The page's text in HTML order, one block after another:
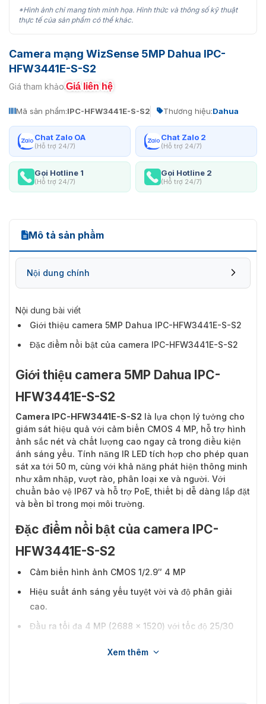
*Hình ảnh chỉ mang tính minh họa. Hình thức và thông số kỹ thuật
thực tế của sản phẩm có thể khác.
Camera mạng WizSense 5MP Dahua IPC-
HFW3441E-S-S2
Giá tham khảo:Giá liên hệ
Mã sản phẩm:IPC-HFW3441E-S-S2 Thương hiệu:Dahua
Chat Zalo OA
(Hỗ trợ 24/7)
Chat Zalo 2
(Hỗ trợ 24/7)
Gọi Hotline 1
(Hỗ trợ 24/7)
Gọi Hotline 2
(Hỗ trợ 24/7)
Mô tả sản phẩm
Nội dung chính
Nội dung bài viết
Giới thiệu camera 5MP Dahua IPC-HFW3441E-S-S2
Đặc điểm nổi bật của camera IPC-HFW3441E-S-S2
Giới thiệu camera 5MP Dahua IPC-
HFW3441E-S-S2
Camera IPC-HFW3441E-S-S2 là lựa chọn lý tưởng cho
giám sát hiệu quả với cảm biến CMOS 4 MP, hỗ trợ hình
ảnh sắc nét và chất lượng cao ngay cả trong điều kiện
ánh sáng yếu. Tính năng IR LED tích hợp cho phép quan
sát xa tới 50 m, cùng với khả năng phát hiện thông minh
như xâm nhập, vượt rào, phân loại xe và người. Với
chuẩn bảo vệ IP67 và hỗ trợ PoE, thiết bị dễ dàng lắp đặt
và bền bỉ trong mọi môi trường.
Đặc điểm nổi bật của camera IPC-
HFW3441E-S-S2
Cảm biến hình ảnh CMOS 1/2.9″ 4 MP
Hiệu suất ánh sáng yếu tuyệt vời và độ phân giải
cao.
Đầu ra tối đa 4 MP (2688 × 1520) với tốc độ 25/30
Xem thêm